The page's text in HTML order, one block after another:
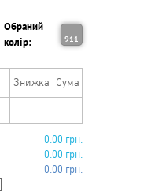
Обраний
колір:
911
Знижка Сума
0.00 грн.
0.00 грн.
0.00 грн.